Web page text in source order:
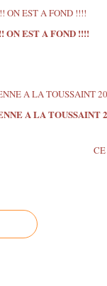
ON EST A FOND !!!!
A LA TOUSSAINT